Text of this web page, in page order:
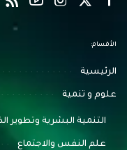
الأقسام:
الرئيسية
علوم و تنمية
التنمية البشرية وتطوير
علم النفس والاجتماع